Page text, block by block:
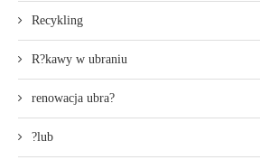
Recykling
R?kawy w ubraniu
renowacja ubra?
?lub